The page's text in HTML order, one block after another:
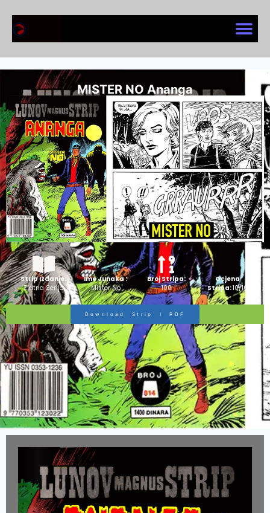
MISTER NO Ananga
Strip Izdanje:
Zlatna Serija
Ime Junaka :
Mister No
Broj Stripa:
100
Ocjena
Stripa:10/10
Download Strip I PDF